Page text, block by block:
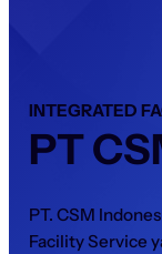
INTEGRATED
PT
PT. CSM
Facility Service